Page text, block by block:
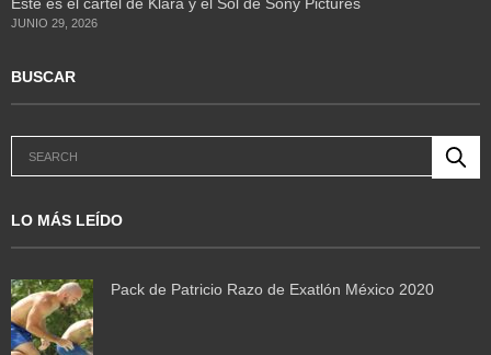
Este es el cartel de Klara y el Sol de Sony Pictures
JUNIO 29, 2026
BUSCAR
LO MÁS LEÍDO
Pack de Patricio Razo de Exatlón México 2020